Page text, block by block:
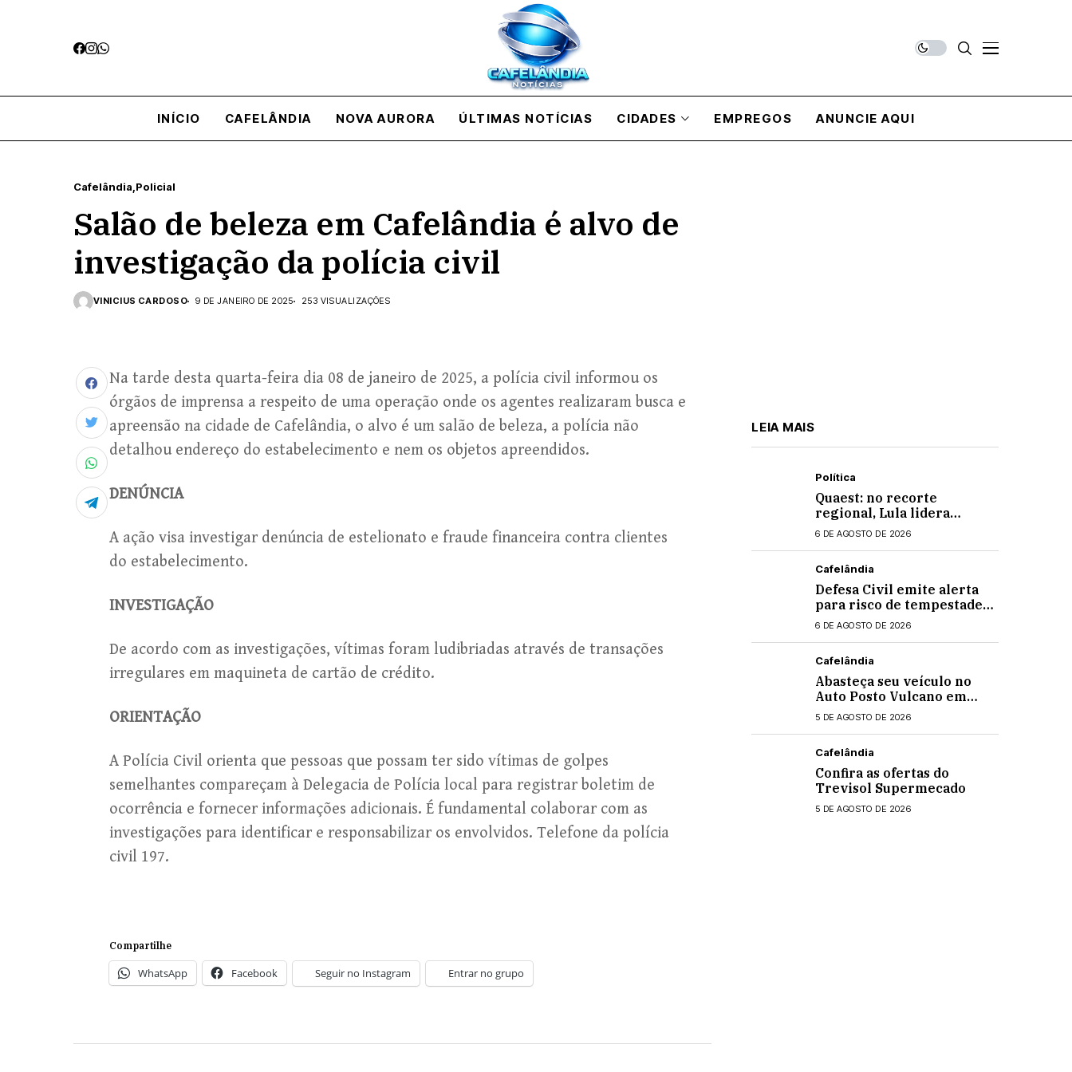
INÍCIO CAFELÂNDIA NOVA AURORA ÚLTIMAS NOTÍCIAS CIDADES EMPREGOS ANUNCIE AQUI
Cafelândia Policial
Salão de beleza em Cafelândia é alvo de
investigação da polícia civil
VINICIUS CARDOSO 9 DE JANEIRO DE 2025 253 VISUALIZAÇÕES
Na tarde desta quarta-feira dia 08 de janeiro de 2025, a polícia civil informou os
órgãos de imprensa a respeito de uma operação onde os agentes realizaram busca e
apreensão na cidade de Cafelândia, o alvo é um salão de beleza, a polícia não
detalhou endereço do estabelecimento e nem os objetos apreendidos.
DENÚNCIA
A ação visa investigar denúncia de estelionato e fraude financeira contra clientes
do estabelecimento.
INVESTIGAÇÃO
De acordo com as investigações, vítimas foram ludibriadas através de transações
irregulares em maquineta de cartão de crédito.
ORIENTAÇÃO
A Polícia Civil orienta que pessoas que possam ter sido vítimas de golpes
semelhantes compareçam à Delegacia de Polícia local para registrar boletim de
ocorrência e fornecer informações adicionais. É fundamental colaborar com as
investigações para identificar e responsabilizar os envolvidos. Telefone da polícia
civil 197.
Compartilhe
WhatsApp Facebook Seguir no Instagram Entrar no grupo
LEIA MAIS
Política
Quaest: no recorte
regional, Lula lidera
apenas entre eleitores do
Bolsonaro
6 DE AGOSTO DE 2026
Cafelândia
Defesa Civil emite alerta
para risco de tempestades
intensas no Paraná
6 DE AGOSTO DE 2026
Cafelândia
Abasteça seu veículo no
Auto Posto Vulcano em
Cafelândia
5 DE AGOSTO DE 2026
Cafelândia
Confira as ofertas do
Trevisol Supermecado
5 DE AGOSTO DE 2026